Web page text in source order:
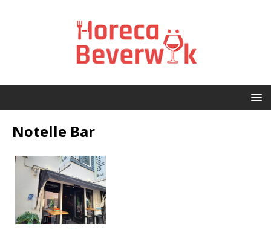
Notelle Bar